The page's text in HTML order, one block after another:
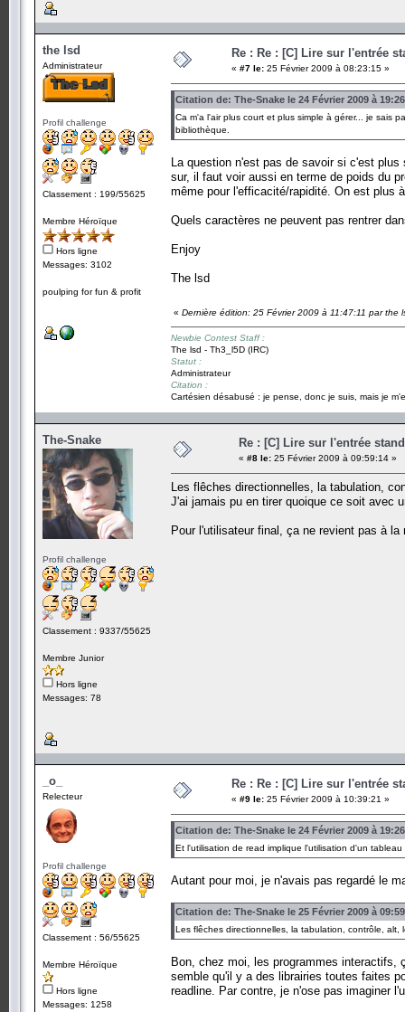
the lsd
Administrateur
Profil challenge
Classement : 199/55625
Membre Héroïque
Hors ligne
Messages: 3102
poulping for fun & profit
Re : Re : [C] Lire sur l'entrée
« #7 le: 25 Février 2009 à 08:23:15 »
Citation de: The-Snake le 24 Février 2009 à
Ca m'a l'air plus court et plus simple à gérer... je sais
bibliothèque.
La question n'est pas de savoir si c'est
sur, il faut voir aussi en terme de poids du
même pour l'efficacité/rapidité. On est plus
Quels caractères ne peuvent pas rentrer
Enjoy
The lsd
« Dernière édition: 25 Février 2009 à 11:47:11 par the
Newbie Contest Staff :
The lsd - Th3_l5D (IRC)
Statut :
Administrateur
Citation :
Cartésien désabusé : je pense, donc je suis, mais je
The-Snake
Profil challenge
Classement : 9337/55625
Membre Junior
Hors ligne
Messages: 78
Re : [C] Lire sur l'entrée
« #8 le: 25 Février 2009 à 09:59:14 »
Les flêches directionnelles, la tabulation,
J'ai jamais pu en tirer quoique ce soit avec
Pour l'utilisateur final, ça ne revient pas à la
_o_
Relecteur
Profil challenge
Classement : 56/55625
Membre Héroïque
Hors ligne
Messages: 1258
Re : Re : [C] Lire sur l'entrée
« #9 le: 25 Février 2009 à 10:39:21 »
Citation de: The-Snake le 24 Février 2009 à
Et l'utilisation de read implique l'utilisation d'un
Autant pour moi, je n'avais pas regardé le
Citation de: The-Snake le 25 Février 2009 à
Les flêches directionnelles, la tabulation, contrôle, alt,
Bon, chez moi, les programmes
semble qu'il y a des librairies toutes faites
readline. Par contre, je n'ose pas imaginer